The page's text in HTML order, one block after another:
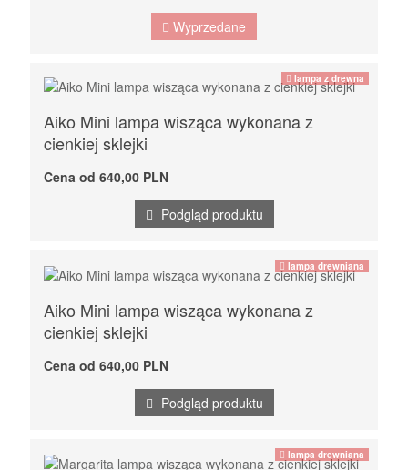
Wyprzedane
lampa z drewna
Aiko Mini lampa wisząca wykonana z
cienkiej sklejki
Cena od 640,00 PLN
Podgląd produktu
lampa drewniana
Aiko Mini lampa wisząca wykonana z
cienkiej sklejki
Cena od 640,00 PLN
Podgląd produktu
lampa drewniana